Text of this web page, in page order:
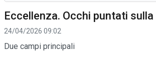
Eccellenza. Occhi puntati
24/04/2026 09:02
Due campi principali